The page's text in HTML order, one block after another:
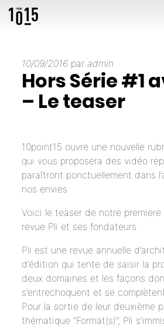
Hors Série #1
– Le teaser
10/09/2016 paradmin
10point15 ouvre une nouvelle
qui vous proposera des vidéo
paraîtront ponctuellement dans
nos envies.
Voici le teaser de notre premiere
revue Pli et ses fondateurs.
Pli est une revue annuelle
d’édition qui tente de saisir la
deux domaines et les façons
s’entrechoquent et se
Pour la sortie de leur deuxième
thématique “Format(s)”, Pli